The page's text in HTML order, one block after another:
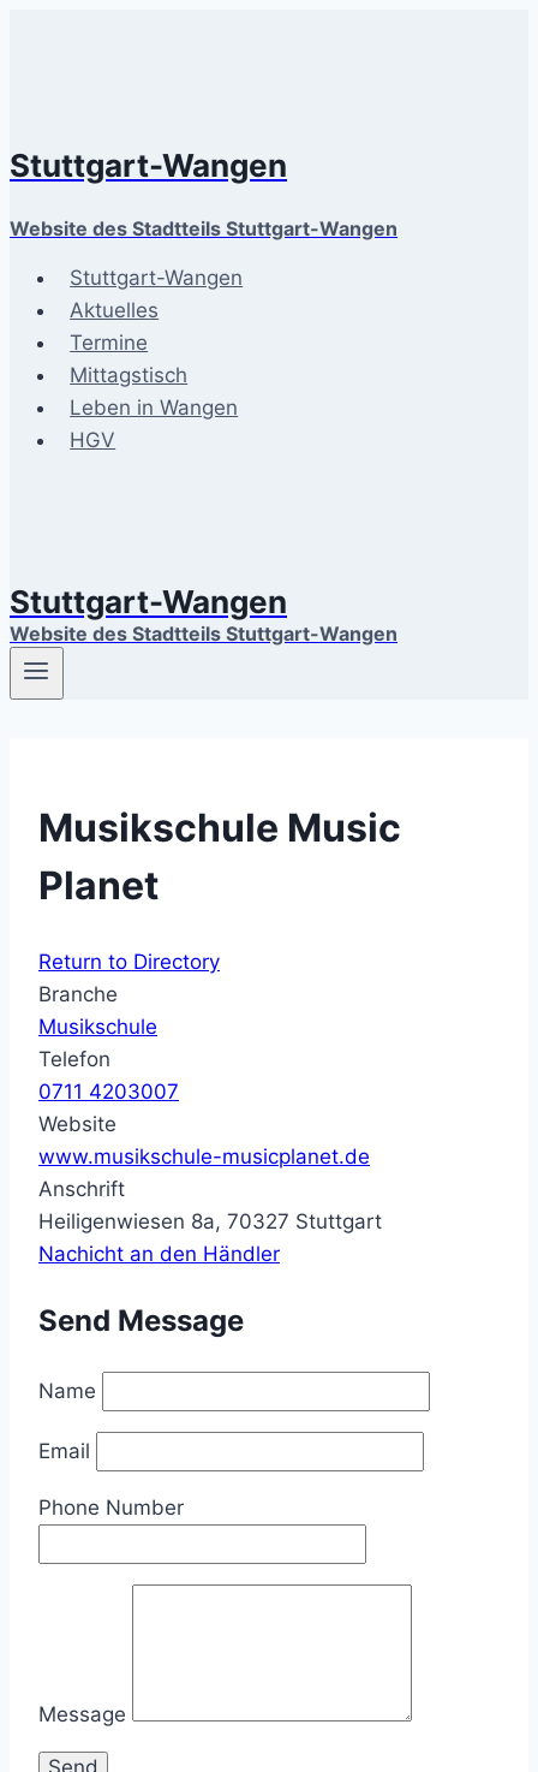
Stuttgart-Wangen
Website des Stadtteils Stuttgart-Wangen
Stuttgart-Wangen
Aktuelles
Termine
Mittagstisch
Leben in Wangen
HGV
Stuttgart-Wangen
Website des Stadtteils Stuttgart-Wangen
Musikschule Music
Planet
Return to Directory
Branche
Musikschule
Telefon
0711 4203007
Website
www.musikschule-musicplanet.de
Anschrift
Heiligenwiesen 8a, 70327 Stuttgart
Nachicht an den Händler
Send Message
Name
Email
Phone Number
Message